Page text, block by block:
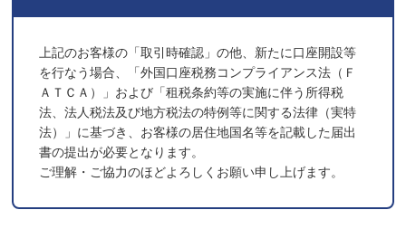
上記のお客様の「取引時確認」の他、新たに口座開設等
を行なう場合、「外国口座税務コンプライアンス法（Ｆ
ＡＴＣＡ）」および「租税条約等の実施に伴う所得税
法、法人税法及び地方税法の特例等に関する法律（実特
法）」に基づき、お客様の居住地国名等を記載した届出
書の提出が必要となります。
ご理解・ご協力のほどよろしくお願い申し上げます。